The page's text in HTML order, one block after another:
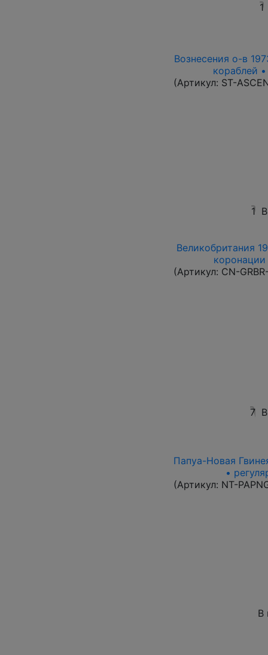
1
Вознесения о-в
кораблей
(Артикул: ST-
1
Великобритания
(Артикул: CN-
7
Папуа-Новая
•
(Артикул: NT-
В